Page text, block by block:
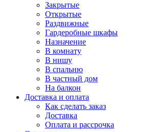
Закрытые
Открытые
Раздвижные
Гардеробные шкафы
Назначение
В комнату
В нишу
В спальню
В частный дом
На балкон
Доставка и оплата
Как сделать заказ
Доставка
Оплата и рассрочка